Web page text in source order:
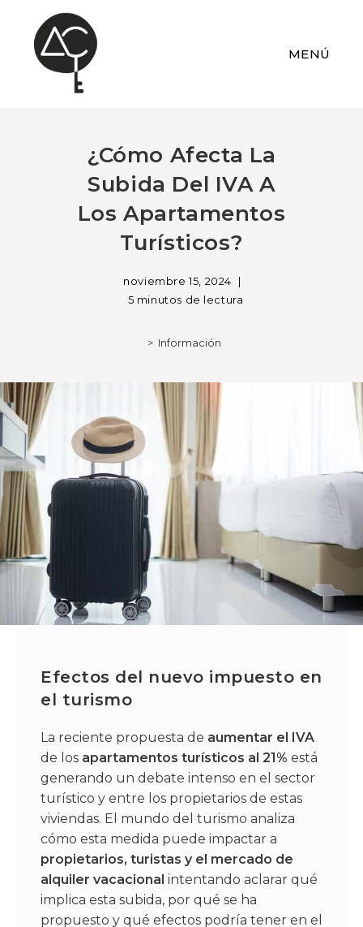
MENÚ
¿Cómo Afecta La
Subida Del IVA A
Los Apartamentos
Turísticos?
noviembre 15, 2024
5 minutos de lectura
> Información
Efectos del nuevo impuesto en
el turismo
La reciente propuesta de aumentar el IVA
de los apartamentos turísticos al 21% está
generando un debate intenso en el sector
turístico y entre los propietarios de estas
viviendas. El mundo del turismo analiza
cómo esta medida puede impactar a
propietarios, turistas y el mercado de
alquiler vacacional intentando aclarar qué
implica esta subida, por qué se ha
propuesto y qué efectos podría tener en el